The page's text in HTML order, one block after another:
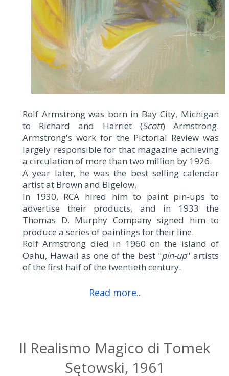
Art , American Art
Rolf Armstrong was born in Bay City, Michigan
to Richard and Harriet (Scott
) Armstrong.
Armstrong's work for the Pictorial Review was